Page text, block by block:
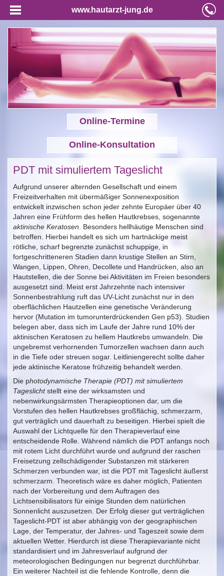
www.hautarzt-jung.de
Online-Termine
Online-Konsultation
PDT mit simuliertem Tageslicht
Aufgrund unserer alternden Gesellschaft und einem
Freizeitverhalten mit übermäßiger Sonnenexposition
entwickelt inzwischen schon jeder zehnte Europäer über 40
Jahren eine Frühform des hellen Hautkrebses, sogenannte
aktinische Keratosen . Besonders hellhäutige Menschen sind
betroffen. Hierbei handelt es sich um hartnäckige meist
rötliche, scharf begrenzte zunächst schuppige, in
fortgeschritteneren Stadien dann krustige Stellen an Stirn,
Wangen, Lippen, Ohren, Decollete und Handrücken, also an
Hautstellen, die der Sonne bei Aktivitäten im Freien besonders
ausgesetzt sind. Meist erst Jahrzehnte nach intensiver
Sonnenbestrahlung ruft das UV-Licht zunächst nur in den
oberflächlichen Hautzellen eine genetische Veränderung
hervor (Mutation im tumorunterdrückenden Gen p53). Studien
belegen aber, dass sich im Laufe der Jahre rund 10% der
aktinischen Keratosen zu hellem Hautkrebs umwandeln. Die
ungebremst verhornenden Tumorzellen wachsen dann auch
in die Tiefe oder streuen sogar. Leitliniengerecht sollte daher
jede aktinische Keratose frühzeitig behandelt werden.
Die photodynamische Therapie (PDT) mit simuliertem
Tageslichtstellt eine der wirksamsten und
nebenwirkungsärmsten Therapieoptionen dar, um die
Vorstufen des hellen Hautkrebses großflächig, schmerzarm,
gut verträglich und dauerhaft zu beseitigen. Hierbei spielt die
Auswahl der Lichtquelle für den Therapieverlauf eine
entscheidende Rolle. Während nämlich die PDT anfangs noch
mit rotem Licht durchführt wurde und aufgrund der raschen
Freisetzung zellschädigender Substanzen mit stärkeren
Schmerzen verbunden war, ist die PDT mit Tageslicht äußerst
schmerzarm. Theoretisch wäre es daher möglich, Patienten
nach der Vorbereitung und dem Auftragen des
Lichtsensibilisators für einige Stunden dem natürlichen
Sonnenlicht auszusetzen. Der Erfolg dieser gut verträglichen
Tageslicht-PDT ist aber abhängig von der geographischen
Lage, der Temperatur, der Jahres- und Tageszeit sowie dem
aktuellen Wetter. Hierdurch ist diese Therapievariante nicht
standardisiert und im Jahresverlauf aufgrund der
meteorologischen Bedingungen nur begrenzt durchführbar.
Ein weiterer Nachteil ist die fehlende Kontrolle, denn die